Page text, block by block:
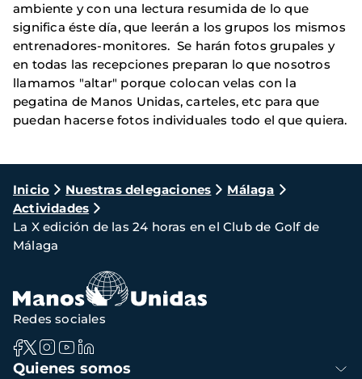
ambiente y con una lectura resumida de lo que
significa éste día, que leerán a los grupos los mismos
entrenadores-monitores. Se harán fotos grupales y
en todas las recepciones preparan lo que nosotros
llamamos "altar" porque colocan velas con la
pegatina de Manos Unidas, carteles, etc para que
puedan hacerse fotos individuales todo el que quiera.
Ruta
de
navegación
Inicio Nuestras delegaciones
Málaga
Actividades
La X edición de las 24 horas en el Club de Golf de
Málaga
Navegación
Quienes somos
Redes sociales